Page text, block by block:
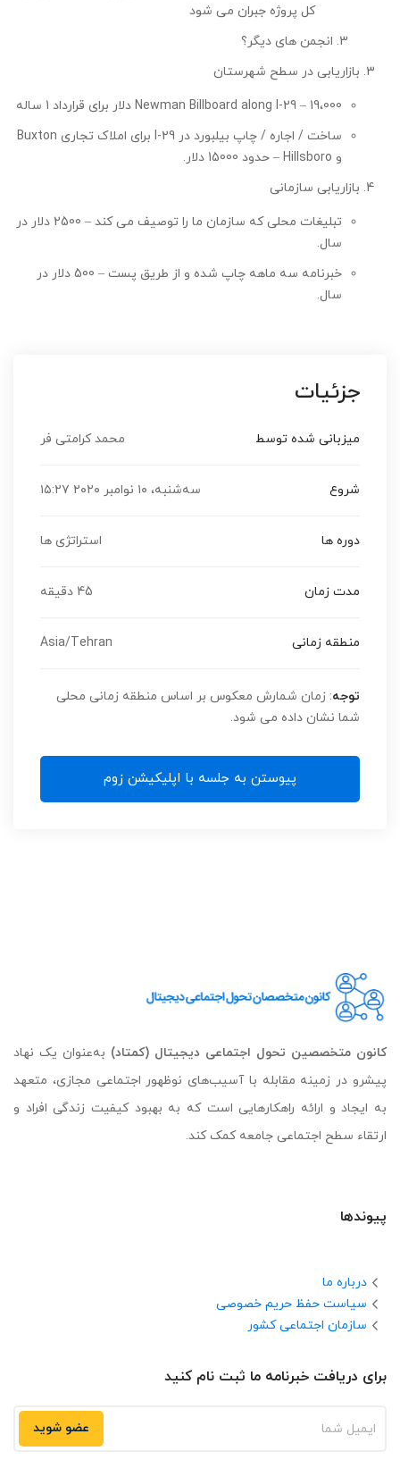
کل پروژه جبران می شود
انجمن های دیگر؟
بازاریابی در سطح شهرستان
Newman Billboard along I-29 – 19،000 دلار برای قرارداد 1 ساله
ساخت / اجاره / چاپ بیلبورد در I-29 برای املاک تجاری Buxton
و Hillsboro – حدود 15000 دلار.
بازاریابی سازمانی
تبلیغات محلی که سازمان ما را توصیف می کند – 2500 دلار در
سال.
خبرنامه سه ماهه چاپ شده و از طریق پست – 500 دلار در
سال.
جزئیات
میزبانی شده توسط محمد کرامتی فر
شروع سه‌شنبه، ۱۰ نوامبر ۲۰۲۰ ۱۵:۲۷
دوره ها استراتژی ها
مدت زمان 45 دقیقه
منطقه زمانی Asia/Tehran
توجه: زمان شمارش معکوس بر اساس منطقه زمانی محلی
شما نشان داده می شود.
پیوستن به جلسه با اپلیکیشن زوم
کانون متخصصین تحول اجتماعی دیجیتال (کمتاد) به‌عنوان یک نهاد
پیشرو در زمینه مقابله با آسیب‌های نوظهور اجتماعی مجازی، متعهد
به ایجاد و ارائه راهکارهایی است که به بهبود کیفیت زندگی افراد و
ارتقاء سطح اجتماعی جامعه کمک کند.
پیوندها
درباره ما
سیاست حفظ حریم خصوصی
سازمان اجتماعی کشور
برای دریافت خبرنامه ما ثبت نام کنید
عضو شوید